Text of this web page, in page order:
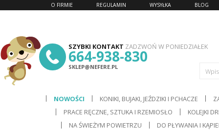
SZYBKI KONTAKT ZADZWOŃ W PONIEDZIAŁEK
664-938-830
SKLEP@NEFERE.PL
O FIRMIE REGULAMIN WYSYŁKA BLOG
NOWOŚCI KONIKI, BUJAKI, JEŹDZIKI I PCHACZE
PRACE RĘCZNE, SZTUKA I RZEMIOSŁO
KOLEJKI
NA ŚWIEŻYM POWIETRZU
DO PŁYWANIA I